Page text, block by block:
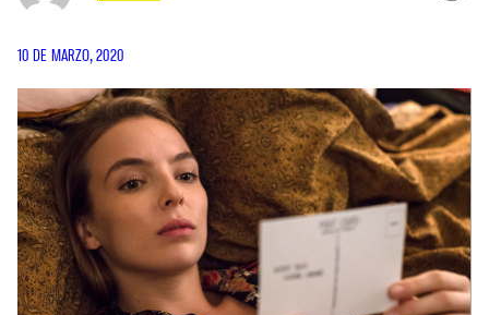
10 DE MARZO, 2020